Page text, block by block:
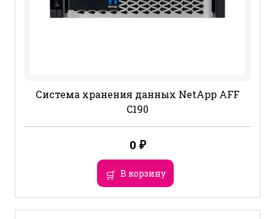
Система хранения данных NetApp AFF
C190
0 ₽
В корзину